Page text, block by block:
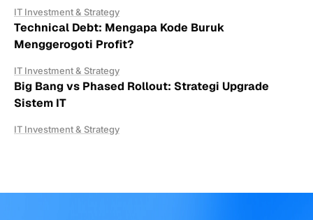
IT Investment & Strategy
Technical Debt: Mengapa Kode Buruk
Menggerogoti Profit?
IT Investment & Strategy
Big Bang vs Phased Rollout: Strategi Upgrade
Sistem IT
IT Investment & Strategy